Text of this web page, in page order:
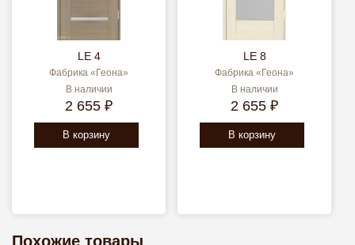
LE 4
Фабрика «Геона»
В наличии
2 655 ₽
В корзину
LE 8
Фабрика «Геона»
В наличии
2 655 ₽
В корзину
Похожие товары